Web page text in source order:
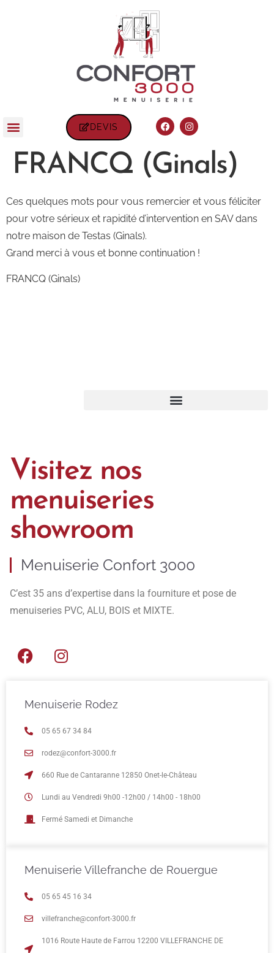
DEVIS
FRANCQ (Ginals)
Ces quelques mots pour vous remercier et vous féliciter
pour votre sérieux et rapidité d’intervention en SAV dans
notre maison de Testas (Ginals).
Grand merci à vous et bonne continuation !
FRANCQ (Ginals)
Visitez nos
menuiseries
showroom
Menuiserie Confort 3000
C’est 35 ans d’expertise dans la fourniture et pose de
menuiseries PVC, ALU, BOIS et MIXTE.
Menuiserie Rodez
05 65 67 34 84
rodez@confort-3000.fr
660 Rue de Cantaranne 12850 Onet-le-Château
Lundi au Vendredi 9h00 -12h00 / 14h00 - 18h00
Fermé Samedi et Dimanche
Menuiserie Villefranche de Rouergue
05 65 45 16 34
villefranche@confort-3000.fr
1016 Route Haute de Farrou 12200 VILLEFRANCHE DE